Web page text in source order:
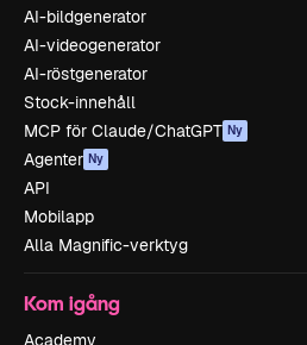
AI-bildgenerator
AI-videogenerator
AI-röstgenerator
Stock-innehåll
MCP för Claude/ChatGPT Ny
Agenter Ny
API
Mobilapp
Alla Magnific-verktyg
Kom igång
Academy